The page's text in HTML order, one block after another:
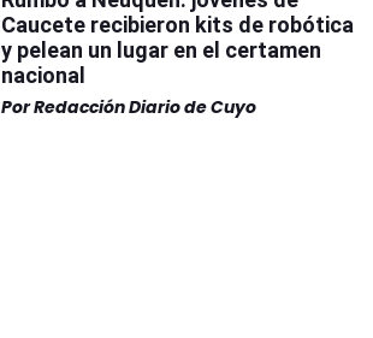
Caucete recibieron kits de robótica
y pelean un lugar en el certamen
nacional
PorRedacción Diario de Cuyo